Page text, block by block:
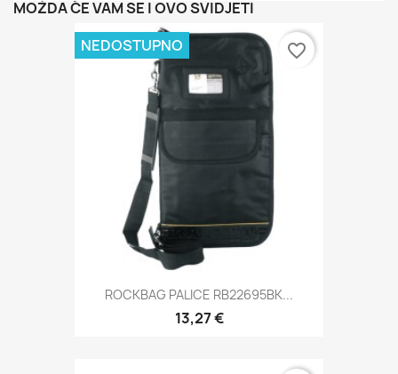
MOŽDA ĆE VAM SE I OVO SVIDJETI
ROCKBAG PALICE RB22695BK...
13,27 €
NEDOSTUPNO favorite_border